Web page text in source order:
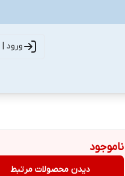
ورود
ناموجود
دیدن محصولات مرتبط